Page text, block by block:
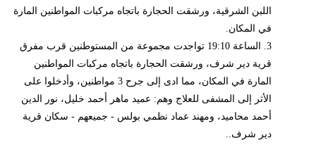
اللبن الشرقية، ورشقت الحجارة باتجاه مركبات المواطنين المارة
في المكان.
3. الساعة 19:10 تواجدت مجموعة من المستوطنين قرب مفرق
قرية دير شرف، ورشقت الحجارة باتجاه مركبات المواطنين
المارة في المكان، مما ادى إلى جرح 3 مواطنين، وأدخلوا على
الأثر إلى المشفى للعلاج وهم: عميد ماهر أحمد خليل، نور الدين
أحمد محاميد، ومهند عماد نظمي بولس - جميعهم - سكان قرية
دير شرف..